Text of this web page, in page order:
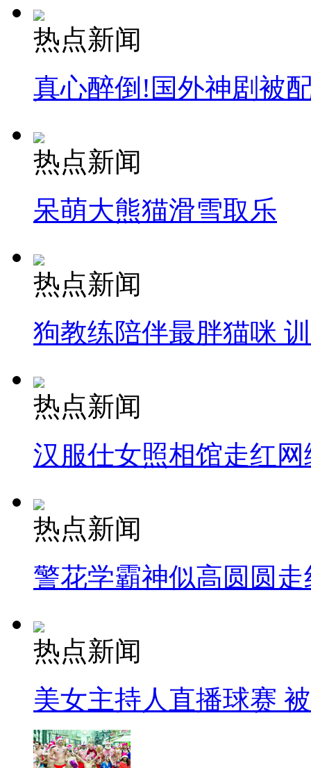
热点新闻
真心醉倒!国外神剧被
热点新闻
呆萌大熊猫滑雪取乐
热点新闻
狗教练陪伴最胖猫咪
热点新闻
汉服仕女照相馆走红网
热点新闻
警花学霸神似高圆圆走
热点新闻
美女主持人直播球赛